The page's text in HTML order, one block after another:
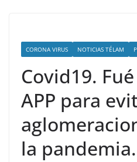
CORONA VIRUS NOTICIAS TÉLAM
Covid19.
APP para
la pandemia.